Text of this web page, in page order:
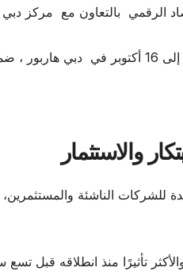
الرقمي بالتعاون مع مركز دبي
والاستثمار
للشركات الناشئة